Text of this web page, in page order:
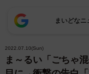
まいどな
2022.07.10(Sun)
ま～るい「ごちゃ